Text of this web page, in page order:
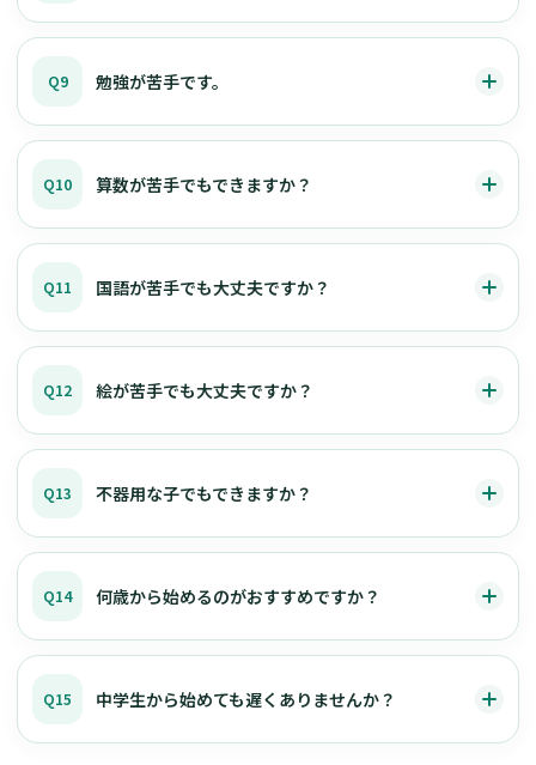
Q9 勉強が苦手です。
Q10 算数が苦手でもできますか？
Q11 国語が苦手でも大丈夫ですか？
Q12 絵が苦手でも大丈夫ですか？
Q13 不器用な子でもできますか？
Q14 何歳から始めるのがおすすめですか？
Q15 中学生から始めても遅くありませんか？